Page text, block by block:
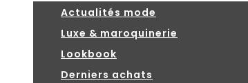
Actualités mode
Luxe & maroquinerie
Lookbook
Derniers achats